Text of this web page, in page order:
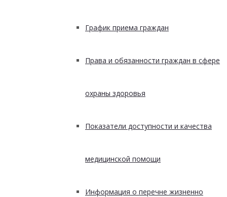
График приема граждан
Права и обязанности граждан в сфере
охраны здоровья
Показатели доступности и качества
медицинской помощи
Информация о перечне жизненно